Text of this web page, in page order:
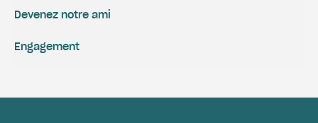
Engagement
Devenez notre ami